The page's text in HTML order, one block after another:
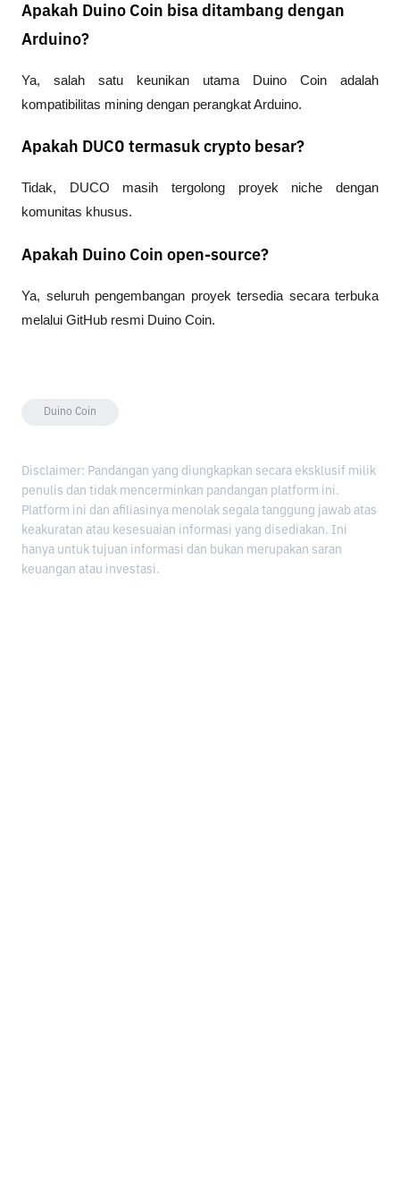
Apakah Duino Coin bisa ditambang dengan
Arduino?
Ya, salah satu keunikan utama Duino Coin adalah
kompatibilitas mining dengan perangkat Arduino.
Apakah DUCO termasuk crypto besar?
Tidak, DUCO masih tergolong proyek niche dengan
komunitas khusus.
Apakah Duino Coin open-source?
Ya, seluruh pengembangan proyek tersedia secara terbuka
melalui GitHub resmi Duino Coin.
Duino Coin
Disclaimer: Pandangan yang diungkapkan secara eksklusif milik
penulis dan tidak mencerminkan pandangan platform ini.
Platform ini dan afiliasinya menolak segala tanggung jawab atas
keakuratan atau kesesuaian informasi yang disediakan. Ini
hanya untuk tujuan informasi dan bukan merupakan saran
keuangan atau investasi.